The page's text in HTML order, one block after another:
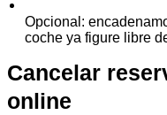
Opcional:
coche ya figure libre
Cancelar
online